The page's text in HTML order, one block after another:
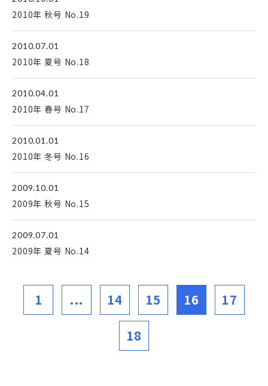
2010年 秋号 No.19
2010.07.01
2010年 夏号 No.18
2010.04.01
2010年 春号 No.17
2010.01.01
2010年 冬号 No.16
2009.10.01
2009年 秋号 No.15
2009.07.01
2009年 夏号 No.14
1 ... 14 15 16 17
18